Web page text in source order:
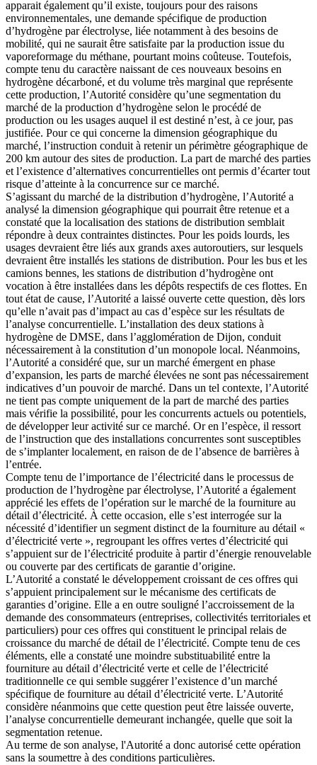
apparait également qu’il existe, toujours pour des raisons
environnementales, une demande spécifique de production
d’hydrogène par électrolyse, liée notamment à des besoins de
mobilité, qui ne saurait être satisfaite par la production issue du
vaporeformage du méthane, pourtant moins coûteuse. Toutefois,
compte tenu du caractère naissant de ces nouveaux besoins en
hydrogène décarboné, et du volume très marginal que représente
cette production, l’Autorité considère qu’une segmentation du
marché de la production d’hydrogène selon le procédé de
production ou les usages auquel il est destiné n’est, à ce jour, pas
justifiée. Pour ce qui concerne la dimension géographique du
marché, l’instruction conduit à retenir un périmètre géographique de
200 km autour des sites de production. La part de marché des parties
et l’existence d’alternatives concurrentielles ont permis d’écarter tout
risque d’atteinte à la concurrence sur ce marché.
S’agissant du marché de la distribution d’hydrogène, l’Autorité a
analysé la dimension géographique qui pourrait être retenue et a
constaté que la localisation des stations de distribution semblait
répondre à deux contraintes distinctes. Pour les poids lourds, les
usages devraient être liés aux grands axes autoroutiers, sur lesquels
devraient être installés les stations de distribution. Pour les bus et les
camions bennes, les stations de distribution d’hydrogène ont
vocation à être installées dans les dépôts respectifs de ces flottes. En
tout état de cause, l’Autorité a laissé ouverte cette question, dès lors
qu’elle n’avait pas d’impact au cas d’espèce sur les résultats de
l’analyse concurrentielle. L’installation des deux stations à
hydrogène de DMSE, dans l’agglomération de Dijon, conduit
nécessairement à la constitution d’un monopole local. Néanmoins,
l’Autorité a considéré que, sur un marché émergent en phase
d’expansion, les parts de marché élevées ne sont pas nécessairement
indicatives d’un pouvoir de marché. Dans un tel contexte, l’Autorité
ne tient pas compte uniquement de la part de marché des parties
mais vérifie la possibilité, pour les concurrents actuels ou potentiels,
de développer leur activité sur ce marché. Or en l’espèce, il ressort
de l’instruction que des installations concurrentes sont susceptibles
de s’implanter localement, en raison de de l’absence de barrières à
l’entrée.
Compte tenu de l’importance de l’électricité dans le processus de
production de l’hydrogène par électrolyse, l’Autorité a également
apprécié les effets de l’opération sur le marché de la fourniture au
détail d’électricité. À cette occasion, elle s’est interrogée sur la
nécessité d’identifier un segment distinct de la fourniture au détail «
d’électricité verte », regroupant les offres vertes d’électricité qui
s’appuient sur de l’électricité produite à partir d’énergie renouvelable
ou couverte par des certificats de garantie d’origine.
L’Autorité a constaté le développement croissant de ces offres qui
s’appuient principalement sur le mécanisme des certificats de
garanties d’origine. Elle a en outre souligné l’accroissement de la
demande des consommateurs (entreprises, collectivités territoriales et
particuliers) pour ces offres qui constituent le principal relais de
croissance du marché de détail de l’électricité. Compte tenu de ces
éléments, elle a constaté une moindre substituabilité entre la
fourniture au détail d’électricité verte et celle de l’électricité
traditionnelle ce qui semble suggérer l’existence d’un marché
spécifique de fourniture au détail d’électricité verte. L’Autorité
considère néanmoins que cette question peut être laissée ouverte,
l’analyse concurrentielle demeurant inchangée, quelle que soit la
segmentation retenue.
Au terme de son analyse, l'Autorité a donc autorisé cette opération
sans la soumettre à des conditions particulières.